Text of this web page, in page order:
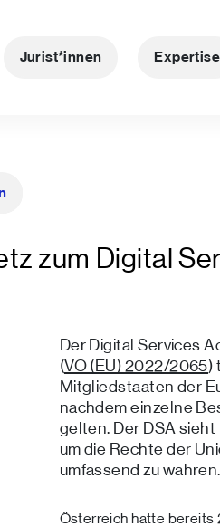
Jurist*innen Expertise
zum Digital
Der Digital Services
(VO (EU) 2022/2065)
Mitgliedstaaten der
nachdem einzelne
gelten. Der DSA
um die Rechte der
umfassend zu wahren.
Österreich hatte bereits